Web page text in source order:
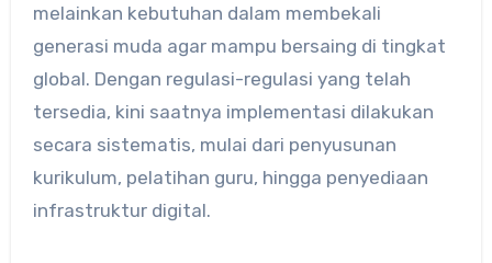
melainkan kebutuhan dalam membekali
generasi muda agar mampu bersaing di tingkat
global. Dengan regulasi-regulasi yang telah
tersedia, kini saatnya implementasi dilakukan
secara sistematis, mulai dari penyusunan
kurikulum, pelatihan guru, hingga penyediaan
infrastruktur digital.